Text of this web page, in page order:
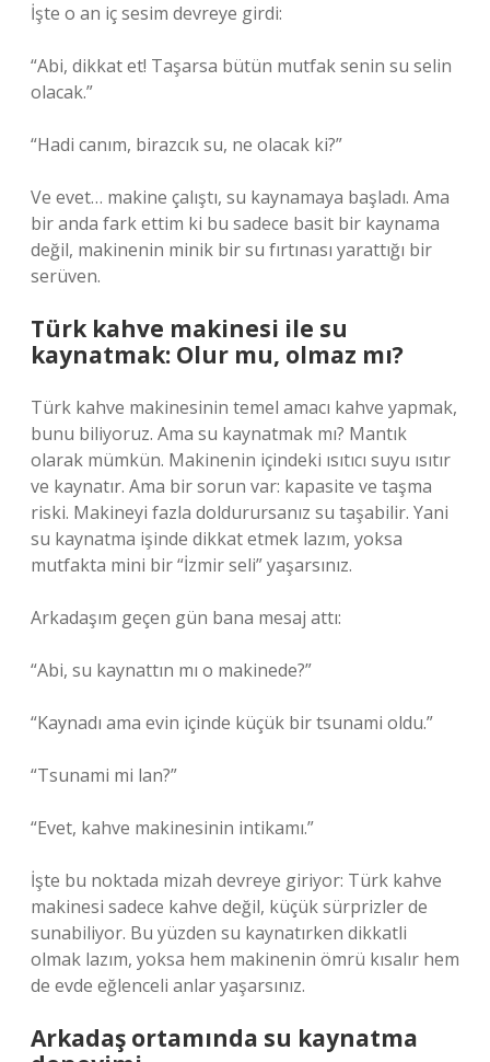
İşte o an iç sesim devreye girdi:
“Abi, dikkat et! Taşarsa bütün mutfak senin su selin
olacak.”
“Hadi canım, birazcık su, ne olacak ki?”
Ve evet… makine çalıştı, su kaynamaya başladı. Ama
bir anda fark ettim ki bu sadece basit bir kaynama
değil, makinenin minik bir su fırtınası yarattığı bir
serüven.
Türk kahve makinesi ile su
kaynatmak: Olur mu, olmaz mı?
Türk kahve makinesinin temel amacı kahve yapmak,
bunu biliyoruz. Ama su kaynatmak mı? Mantık
olarak mümkün. Makinenin içindeki ısıtıcı suyu ısıtır
ve kaynatır. Ama bir sorun var: kapasite ve taşma
riski. Makineyi fazla doldurursanız su taşabilir. Yani
su kaynatma işinde dikkat etmek lazım, yoksa
mutfakta mini bir “İzmir seli” yaşarsınız.
Arkadaşım geçen gün bana mesaj attı:
“Abi, su kaynattın mı o makinede?”
“Kaynadı ama evin içinde küçük bir tsunami oldu.”
“Tsunami mi lan?”
“Evet, kahve makinesinin intikamı.”
İşte bu noktada mizah devreye giriyor: Türk kahve
makinesi sadece kahve değil, küçük sürprizler de
sunabiliyor. Bu yüzden su kaynatırken dikkatli
olmak lazım, yoksa hem makinenin ömrü kısalır hem
de evde eğlenceli anlar yaşarsınız.
Arkadaş ortamında su kaynatma